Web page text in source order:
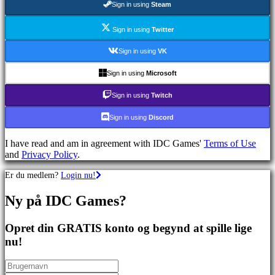
Sportsspil
Racing
Casual
Indie
Simulation
Puzzle
games
Fighting
games
Demoer
Fællesskab
events
Nyheder
Sign in using Steam
Sign in using Twitter
Sign in using VK
Sign in using Microsoft
Sign in using Twitch
Sign in using Discord
I have read and am in agreement with IDC Games' Terms of Use
and Privacy Policy.
Er du medlem? Login nu!
Ny på IDC Games?
Opret din GRATIS konto og begynd at spille lige
nu!